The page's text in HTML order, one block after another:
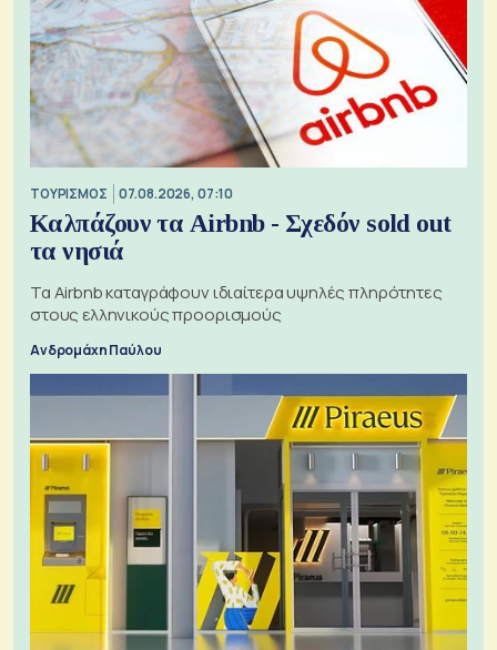
ΤΟΥΡΙΣΜΟΣ 07.08.2026, 07:10
Καλπάζουν τα Airbnb - Σχεδόν sold out
τα νησιά
Τα Airbnb καταγράφουν ιδιαίτερα υψηλές πληρότητες
στους ελληνικούς προορισμούς
Ανδρομάχη Παύλου